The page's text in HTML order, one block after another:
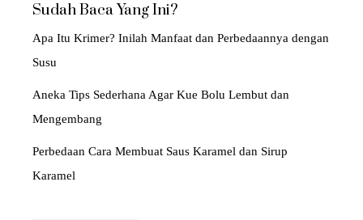
Sudah Baca Yang Ini?
Apa Itu Krimer? Inilah Manfaat dan Perbedaannya dengan
Susu
Aneka Tips Sederhana Agar Kue Bolu Lembut dan
Mengembang
Perbedaan Cara Membuat Saus Karamel dan Sirup
Karamel